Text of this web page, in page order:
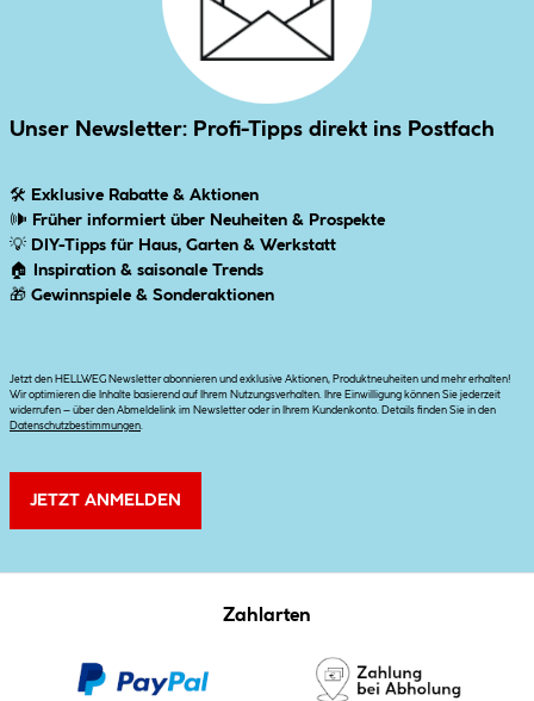
Unser Newsletter: Profi-Tipps direkt ins Postfach
🛠 Exklusive Rabatte & Aktionen
🕪 Früher informiert über Neuheiten & Prospekte
💡 DIY-Tipps für Haus, Garten & Werkstatt
🏠
Inspiration & saisonale Trends
🎁 Gewinnspiele & Sonderaktionen
Jetzt den HELLWEG Newsletter abonnieren und exklusive Aktionen, Produktneuheiten und mehr erhalten!
Wir optimieren die Inhalte basierend auf Ihrem Nutzungsverhalten. Ihre Einwilligung können Sie jederzeit
widerrufen – über den Abmeldelink im Newsletter oder in Ihrem Kundenkonto. Details finden Sie in den
Datenschutzbestimmungen
JETZT ANMELDEN
Zahlarten